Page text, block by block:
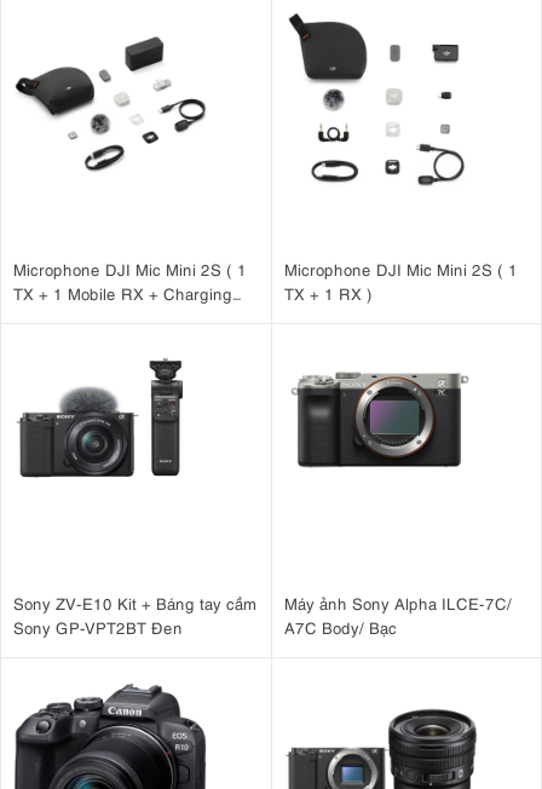
Microphone DJI Mic Mini 2S ( 1
TX + 1 Mobile RX + Charging
Microphone DJI Mic Mini 2S ( 1
TX + 1 RX )
Sony ZV-E10 Kit + Báng tay cầm
Sony GP-VPT2BT Đen
Máy ảnh Sony Alpha ILCE-7C/
A7C Body/ Bạc